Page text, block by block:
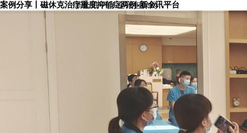
案例分享丨磁休克治疗重度抑郁症两例-新全讯平台
新全讯平台-全讯担保网